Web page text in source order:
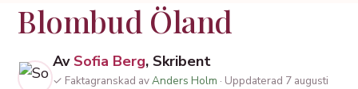
Blombud Öland
Av Sofia Berg, Skribent
✓ Faktagranskad avAnders Holm · Uppdaterad 7 augusti